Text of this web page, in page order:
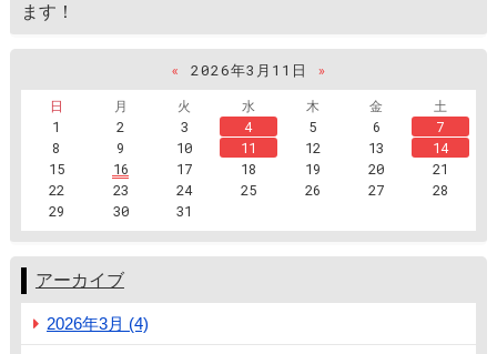
ます！
« 2026年3月11日
»
日
月 火 水 木 金
土
1
2 3 4 5 6
7
8
9 10 11 12 13
14
15
16 17 18 19 20
21
22
23 24 25 26 27
28
29
30 31
アーカイブ
2026年3月 (4)